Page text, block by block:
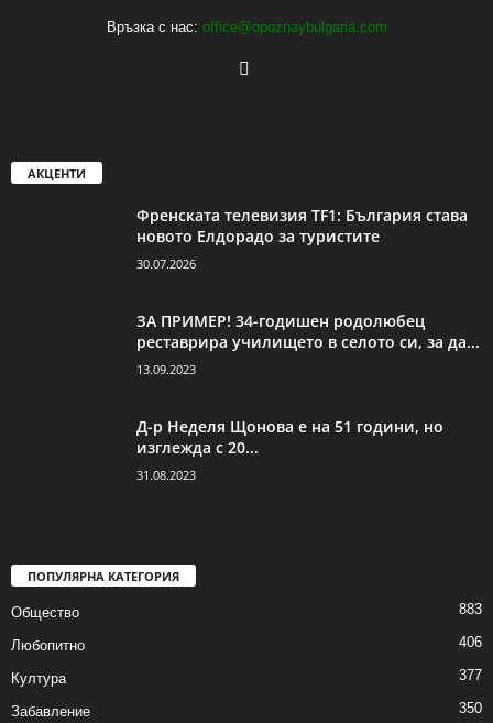
Връзка с нас: office@opoznaybulgaria.com
АКЦЕНТИ
Френската телевизия TF1: България става
новото Елдорадо за туристите
30.07.2026
ЗА ПРИМЕР! 34-годишен родолюбец
реставрира училището в селото си, за да...
13.09.2023
Д-р Неделя Щонова е на 51 години, но
изглежда с 20...
31.08.2023
ПОПУЛЯРНА КАТЕГОРИЯ
Общество 883
Любопитно 406
Култура 377
Забавление 350